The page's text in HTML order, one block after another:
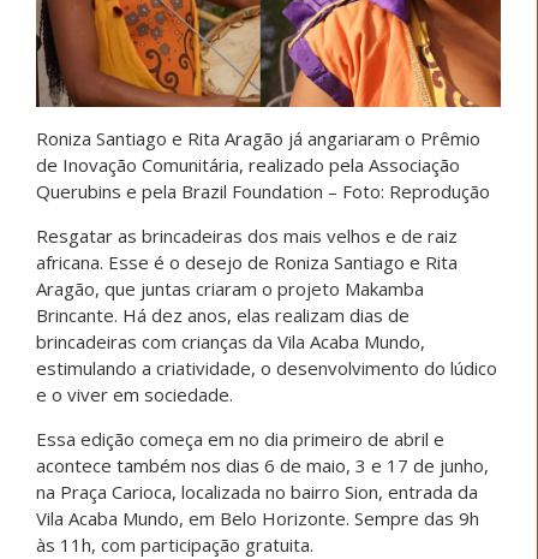
Roniza Santiago e Rita Aragão já angariaram o Prêmio
de Inovação Comunitária, realizado pela Associação
Querubins e pela Brazil Foundation – Foto: Reprodução
Resgatar as brincadeiras dos mais velhos e de raiz
africana. Esse é o desejo de Roniza Santiago e Rita
Aragão, que juntas criaram o projeto Makamba
Brincante. Há dez anos, elas realizam dias de
brincadeiras com crianças da Vila Acaba Mundo,
estimulando a criatividade, o desenvolvimento do lúdico
e o viver em sociedade.
Essa edição começa em no dia primeiro de abril e
acontece também nos dias 6 de maio, 3 e 17 de junho,
na Praça Carioca, localizada no bairro Sion, entrada da
Vila Acaba Mundo, em Belo Horizonte. Sempre das 9h
às 11h, com participação gratuita.